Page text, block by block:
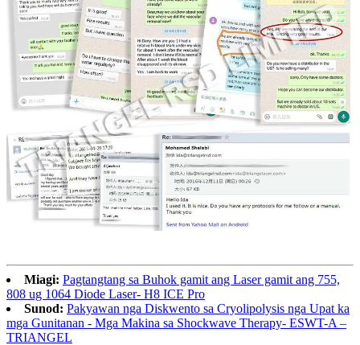
Miagi: Pagtangtang sa Buhok gamit ang Laser gamit ang 755,
808 ug 1064 Diode Laser- H8 ICE Pro
Sunod: Pakyawan nga Diskwento sa Cryolipolysis nga Upat ka
mga Gunitanan - Mga Makina sa Shockwave Therapy- ESWT-A –
TRIANGEL